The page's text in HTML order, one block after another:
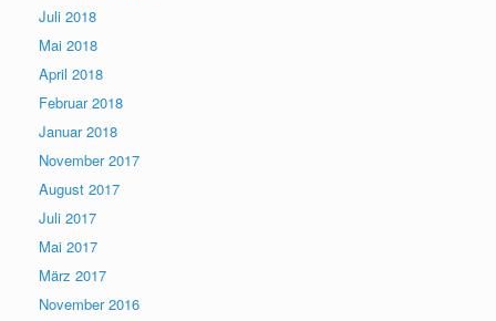
Juli 2018
Mai 2018
April 2018
Februar 2018
Januar 2018
November 2017
August 2017
Juli 2017
Mai 2017
März 2017
November 2016